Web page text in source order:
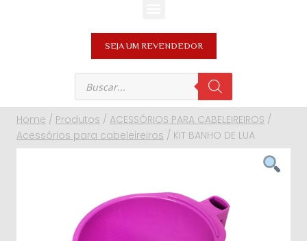
SEJA UM REVENDEDOR
Home / Produtos / ACESSÓRIOS PARA CABELEIREIROS /
Acessórios para cabeleireiros / KIT BANHO DE LUA